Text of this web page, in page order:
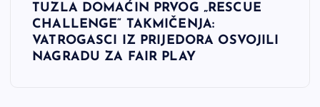
TUZLA DOMAĆIN PRVOG „RESCUE
CHALLENGE“ TAKMIČENJA:
VATROGASCI IZ PRIJEDORA OSVOJILI
NAGRADU ZA FAIR PLAY